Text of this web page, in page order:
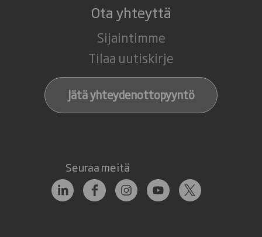
Ota yhteyttä
Sijaintimme
Tilaa uutiskirje
Jätä yhteydenottopyyntö
Seuraa meitä